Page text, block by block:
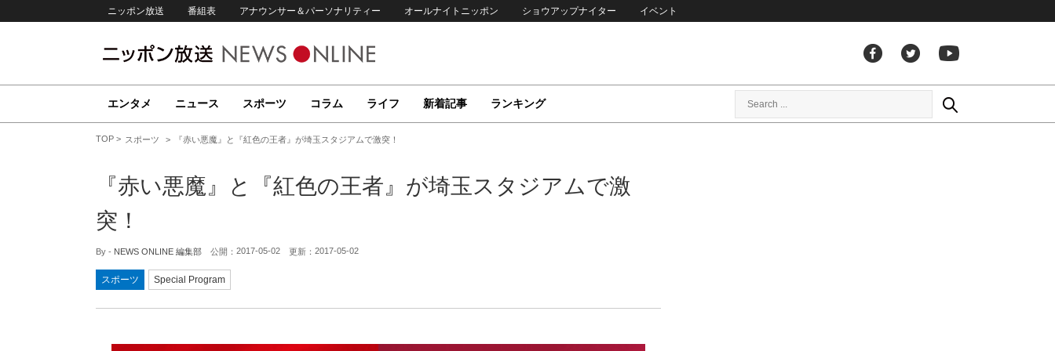
ニッポン放送 番組表 アナウンサー＆パーソナリティー オールナイトニッポン ショウアップナイター イベント
エンタメ ニュース スポーツ コラム ライフ 新着記事 ランキング
TOP スポーツ 『赤い悪魔』と『紅色の王者』が埼玉スタジアムで激突！
『赤い悪魔』と『紅色の王者』が埼玉スタジアムで激
突！
By - NEWS ONLINE 編集部 公開： 2017-05-02 更新： 2017-05-02
スポーツ Special Program